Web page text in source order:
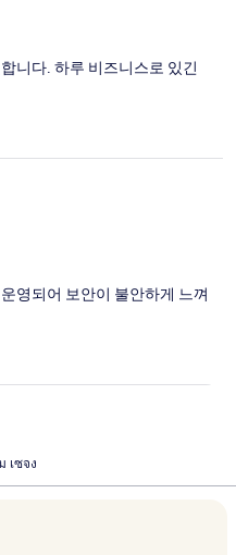
니다. 하루 비즈니스로 있긴
영되어 보안이 불안하게 느껴
เซจง